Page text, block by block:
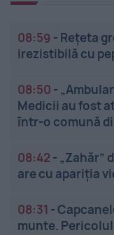
08:59 - Rețeta
irezistibilă cu
08:50 -
Medicii au fost
într-o comună
08:42 - „Zahăr”
are cu apariția
08:31 -
munte.